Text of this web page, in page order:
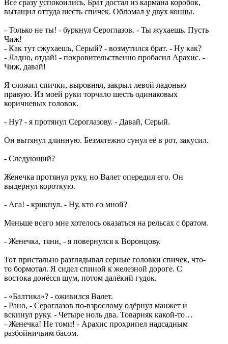
Все сразу успокоились. Брат достал из кармана коробок,
вытащил оттуда шесть спичек. Обломал у двух концы.
- Только не ты! - буркнул Сероглазов. - Ты жухаешь. Пусть
Чиж!
- Как тут сжухаешь, Серый? - возмутился брат. - Ну как?
- Ладно, отдай! - покровительственно пробасил Арахис. -
Чиж, давай!
Я сложил спички, выровнял, закрыл левой ладонью
правую. Из моей руки торчало шесть одинаковых
коричневых головок.
- Ну? - я протянул Сероглазову. - Давай, Серый.
Он вытянул длинную. Безмятежно сунул её в рот, закусил.
- Следующий?
Женечка протянул руку, но Валет опередил его. Он
выдернул короткую.
- Ага! - крикнул. - Ну, кто со мной?
Меньше всего мне хотелось оказаться на рельсах с братом.
- Женечка, тяни, - я повернулся к Воронцову.
Тот пристально разглядывал серные головки спичек, что-
то бормотал. Я сидел спиной к железной дороге. С
востока донёсся шум, потом далёкий гудок.
- «Балтика»? - оживился Валет.
- Рано, - Сероглазов по-взрослому одёрнул манжет и
вскинул руку. - Четыре ноль два. Товарняк какой-то…
- Женечка! Не томи! - Арахис прохрипел надсадным
разбойничьим басом.